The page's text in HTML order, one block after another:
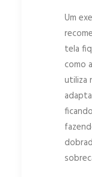
Um
tela
como
utiliza